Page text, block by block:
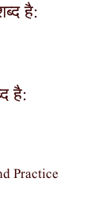
है:
है:
Practice